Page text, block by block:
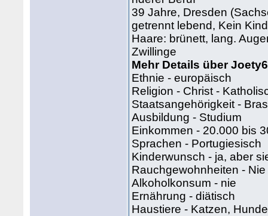
39 Jahre, Dresden
getrennt lebend, Kein
Haare: brünett, lang.
Zwillinge
Mehr Details über Joety6
Ethnie - europäisch
Religion - Christ -
Staatsangehörigkeit -
Ausbildung - Studium
Einkommen - 20.000 bis
Sprachen - Portugiesisch
Kinderwunsch - ja, aber
Rauchgewohnheiten - Nie
Alkoholkonsum - nie
Ernährung - diätisch
Haustiere - Katzen, Hunde